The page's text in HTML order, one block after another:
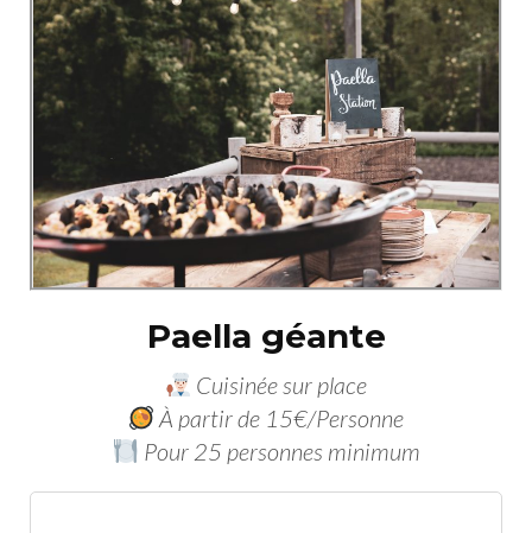
Paella géante
Cuisinée sur place
À partir de 15€/Personne
Pour 25 personnes minimum